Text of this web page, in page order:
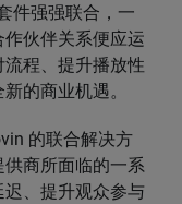
件强强联合，一
伙伴关系便应运
程、提升播放性
的商业机遇。
的联合解决方
商所面临的一系
、提升观众参与